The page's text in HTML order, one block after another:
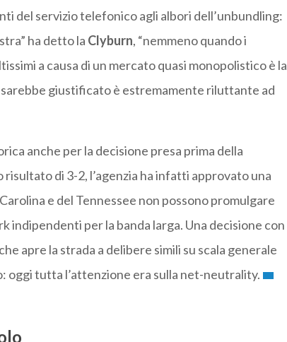
del servizio telefonico agli albori dell’unbundling:
ha detto la Clyburn, “nemmeno quando i
a causa di un mercato quasi monopolistico è la
sarebbe giustificato è estremamente riluttante ad
anche per la decisione presa prima della
risultato di 3-2, l’agenzia ha infatti approvato una
e del Tennessee non possono promulgare
indipendenti per la banda larga. Una decisione con
apre la strada a delibere simili su scala generale
oggi tutta l’attenzione era sulla net-neutrality.